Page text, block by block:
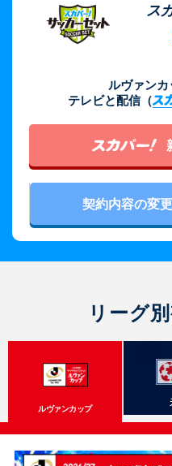
ス
ルヴァン
テレビと配信（
契約内容の変
リーグ
ルヴァンカップ